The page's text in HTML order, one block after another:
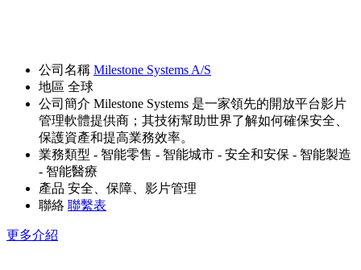
公司名稱 Milestone Systems A/S
地區 全球
公司簡介 Milestone Systems 是一家領先的開放平台影片
管理軟體提供商；其技術幫助世界了解如何確保安全、
保護資產和提高業務效率。
業務類型 - 智能零售 - 智能城市 - 安全和安保 - 智能製造
- 智能醫療
產品 安全、保障、影片管理
聯絡 聯繫表
更多介紹